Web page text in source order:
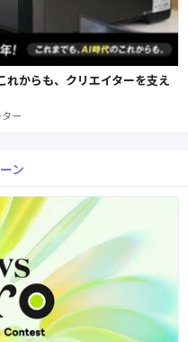
からも、クリエイターを支え
ー
ン